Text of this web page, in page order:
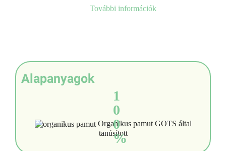
További információk
Alapanyagok
1
0
0
%
Organikus pamut GOTS által
tanúsított